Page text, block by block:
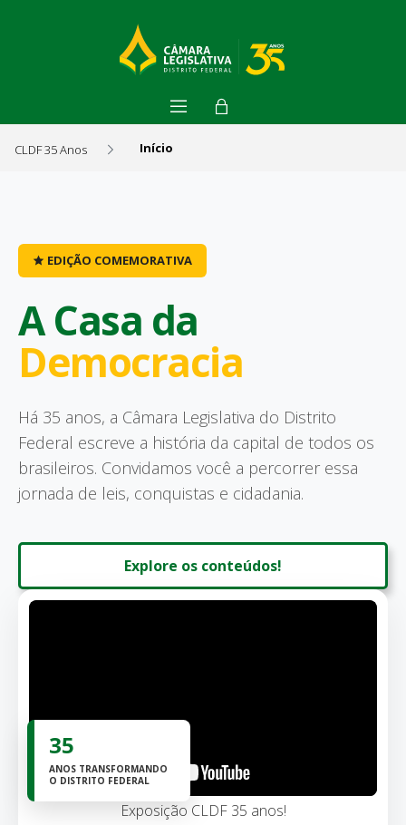
CLDF 35 Anos Início
EDIÇÃO COMEMORATIVA
A Casa da
Democracia
Há 35 anos, a Câmara Legislativa do Distrito
Federal escreve a história da capital de todos os
brasileiros. Convidamos você a percorrer essa
jornada de leis, conquistas e cidadania.
Explore os conteúdos!
Exposição CLDF 35 anos!
35
ANOS TRANSFORMANDO
O DISTRITO FEDERAL